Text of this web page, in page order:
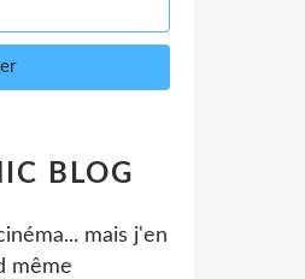
BLOG
mais j'en
même